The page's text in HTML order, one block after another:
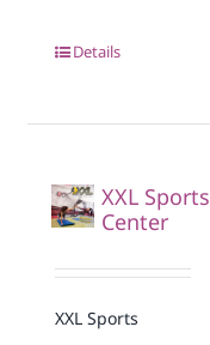
Details
XXL Sports
Center
XXL Sports